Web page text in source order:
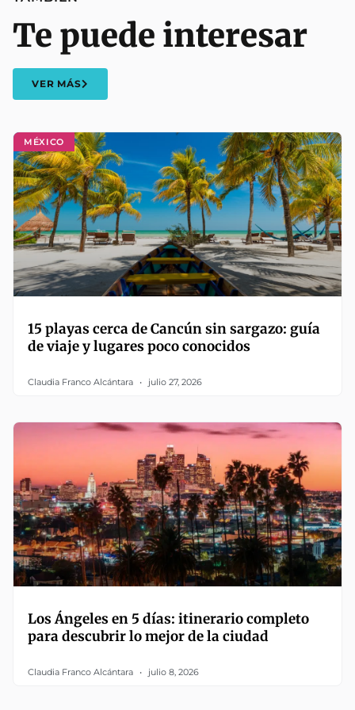
MÉXICO
15 playas cerca de Cancún sin sargazo: guía
de viaje y lugares poco conocidos
Claudia Franco Alcántara julio 27, 2026
Los Ángeles en 5 días: itinerario completo
para descubrir lo mejor de la ciudad
Claudia Franco Alcántara julio 8, 2026
Te puede interesar
VER MÁS